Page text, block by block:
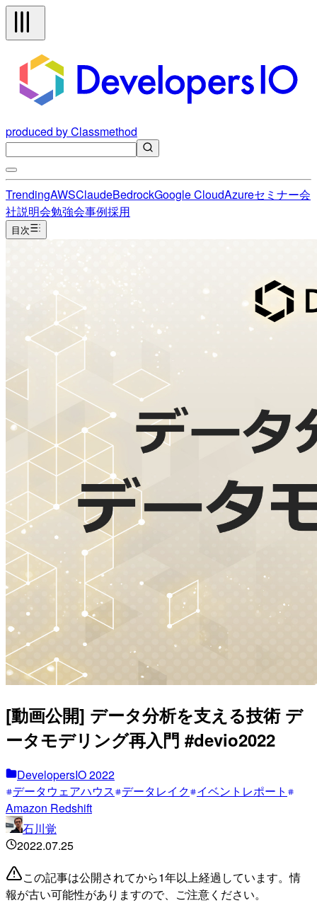
produced by Classmethod
TrendingAWSClaudeBedrockGoogle CloudAzureセミナー会
社説明会勉強会事例採用
目次
[動画公開] データ分析を支える技術 デ
ータモデリング再入門 #devio2022
DevelopersIO 2022
データウェアハウス データレイク イベントレポート
Amazon Redshift
石川覚
2022.07.25
この記事は公開されてから1年以上経過しています。情
報が古い可能性がありますので、ご注意ください。